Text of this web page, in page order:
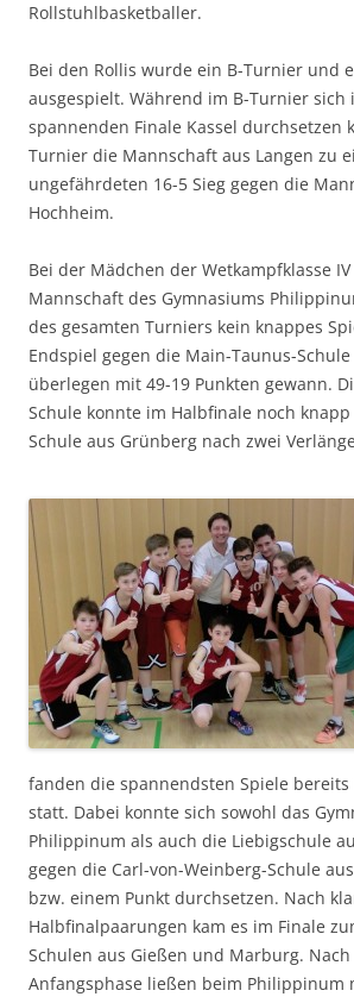
Rollstuhlbasketballer.
Bei den Rollis wurde ein B-Turnier und
ausgespielt. Während im B-Turnier sich
spannenden Finale Kassel durchsetzen
Turnier die Mannschaft aus Langen zu
ungefährdeten 16-5 Sieg gegen die
Hochheim.
Bei der Mädchen der Wetkampfklasse
Mannschaft des Gymnasiums
des gesamten Turniers kein knappes
Endspiel gegen die Main-Taunus-
überlegen mit 49-19 Punkten gewann.
Schule konnte im Halbfinale noch knapp
Schule aus Grünberg nach zwei
fanden die spannendsten Spiele
statt. Dabei konnte sich sowohl das
Philippinum als auch die Liebigschule
gegen die Carl-von-Weinberg-Schule
bzw. einem Punkt durchsetzen. Nach
Halbfinalpaarungen kam es im Finale
Schulen aus Gießen und Marburg.
Anfangsphase ließen beim Philippinum